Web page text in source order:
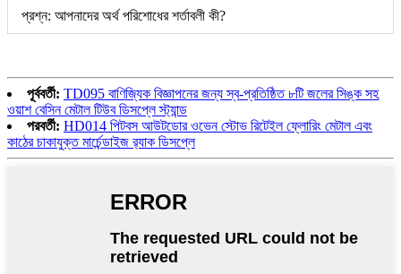
প্রশ্ন: আপনাদের অর্থ পরিশোধের শর্তাবলী কী?
পূর্ববর্তী: TD095 বাণিজ্যিক বিজ্ঞাপনের জন্য স্ব-প্রতিষ্ঠিত ৮টি জলের সিঙ্ক সহ
ওয়াশ বেসিন মেটাল টিউব ডিসপ্লে স্ট্যান্ড
পরবর্তী: HD014 পিটবস আউটডোর ওভেন স্টোভ রিটেইল ফ্লোরিং মেটাল এবং
কাঠের চাকাযুক্ত মার্চেন্ডাইজ র‍্যাক ডিসপ্লে